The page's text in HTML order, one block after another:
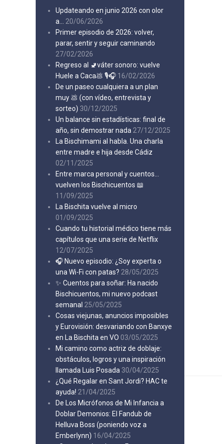
Updateando en junio 2026 con olor
a…
20/06/2026
Primer episodio de 2026: volver,
parar, sentir y seguir caminando
27/02/2026
Regreso al 🚽váter sonoro: vuelve
Huele a Caca💩 🎙️🎧 16/02/2026
De un paseo cualquiera a un plan
muy 💩 (con vídeo, entrevista y
sorteo) 30/12/2025
Un balance sin estadísticas: final de
año, sin demostrar nada 27/12/2025
La Bischimami al habla. Una charla
entre madre e hija desde Cádiz
02/11/2025
Entre marca personal y cuentos…
vuelven los Bischicuentos 📖
11/09/2025
La Bischita vuelve al micro
01/09/2025
Cuando tu historial médico tiene más
capítulos que una serie de Netflix
12/07/2025
🎧 Nuevo episodio: ¿Soy experta o
una Wi-Fi con patas? 28/05/2025
✨ Cuentos para soñar: Ha nacido
Bischicuentos, mi nuevo podcast
semanal 25/05/2025
Cosas viejunas, anuncios imposibles
y Eurovisión: desvariando con Banxye
en La Bischita en VO 03/05/2025
Mi camino como actriz de doblaje:
obstáculos, logros y una inspiración
llamada Luis Posada 30/04/2025
¿Qué Regalar en Sant Jordi? HAC te
ayuda! 21/04/2025
De Los Micrófonos de Mi Infancia a
Doblar Demonios: El Fandub de
Helluva Boss (poniendo voz a
Emberlynn) 16/04/2025